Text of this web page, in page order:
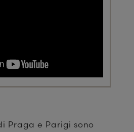
Praga e Parigi sono